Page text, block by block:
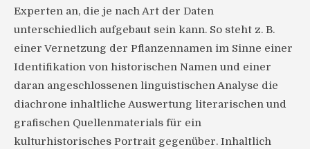
Experten an, die je nach Art der Daten
unterschiedlich aufgebaut sein kann. So steht z. B.
einer Vernetzung der Pflanzennamen im Sinne einer
Identifikation von historischen Namen und einer
daran angeschlossenen linguistischen Analyse die
diachrone inhaltliche Auswertung literarischen und
grafischen Quellenmaterials für ein
kulturhistorisches Portrait gegenüber. Inhaltlich